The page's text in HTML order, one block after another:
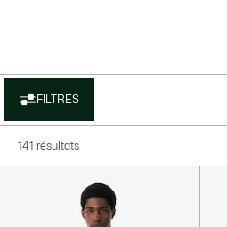
FILTRES
141 résultats